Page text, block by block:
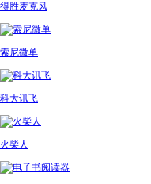
得胜麦克风
索尼微单
科大讯飞
火柴人